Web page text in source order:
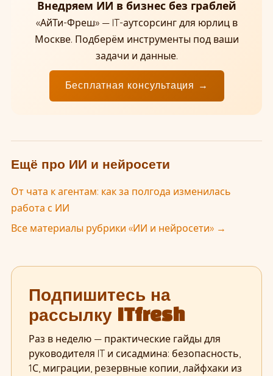
Внедряем ИИ в бизнес без граблей
«АйТи-Фреш» — IT-аутсорсинг для юрлиц в
Москве. Подберём инструменты под ваши
задачи и данные.
Бесплатная консультация →
Ещё про ИИ и нейросети
От чата к агентам: как за полгода изменилась
работа с ИИ
Все материалы рубрики «ИИ и нейросети» →
Подпишитесь на
рассылку ITfresh
Раз в неделю — практические гайды для
руководителя IT и сисадмина: безопасность,
1С, миграции, резервные копии, лайфхаки из